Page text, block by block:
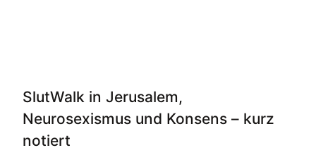
SlutWalk in Jerusalem,
Neurosexismus und Konsens – kurz
notiert